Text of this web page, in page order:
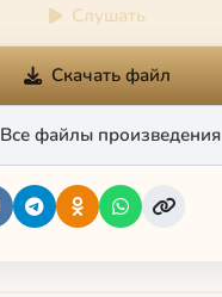
Слушать
Скачать файл
Все файлы произведения